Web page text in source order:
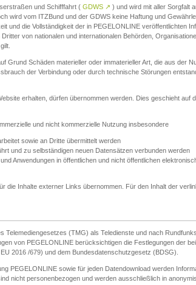
und Schifffahrt ( GDWS ↗ ) und wird mit aller Sorgfalt
wird vom ITZBund und der GDWS keine Haftung und
und die Vollständigkeit der in PEGELONLINE veröffentlichten
von nationalen und internationalen Behörden,
Grund Schäden materieller oder immaterieller Art, die aus der
der Verbindung oder durch technische Störungen
erhalten, dürfen übernommen werden. Dies geschieht auf
und nicht kommerzielle Nutzung insbesondere
sowie an Dritte übermittelt werden
und zu selbständigen neuen Datensätzen verbunden werden
Anwendungen in öffentlichen und nicht öffentlichen
die Inhalte externer Links übernommen. Für den Inhalt der
Telemediengesetzes (TMG) als Teledienste und nach
von PEGELONLINE berücksichtigen die Festlegungen der
2016 /679) und dem Bundesdatenschutzgesetz (BDSG).
PEGELONLINE sowie für jeden Datendownload werden
nicht personenbezogen und werden ausschließlich in